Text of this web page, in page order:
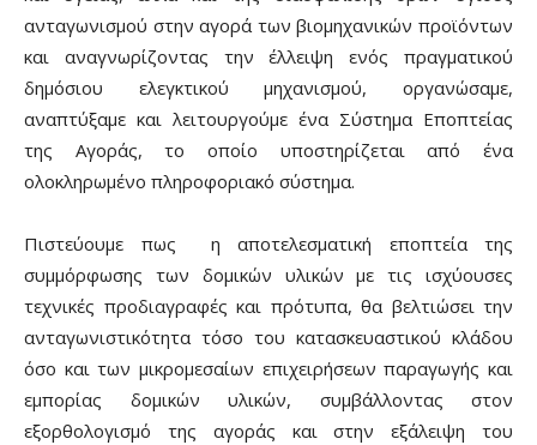
ανταγωνισμού στην αγορά των βιομηχανικών προϊόντων
και αναγνωρίζοντας την έλλειψη ενός πραγματικού
δημόσιου ελεγκτικού μηχανισμού, οργανώσαμε,
αναπτύξαμε και λειτουργούμε ένα Σύστημα Εποπτείας
της Αγοράς, το οποίο υποστηρίζεται από ένα
ολοκληρωμένο πληροφοριακό σύστημα.
Πιστεύουμε πως η αποτελεσματική εποπτεία της
συμμόρφωσης των δομικών υλικών με τις ισχύουσες
τεχνικές προδιαγραφές και πρότυπα, θα βελτιώσει την
ανταγωνιστικότητα τόσο του κατασκευαστικού κλάδου
όσο και των μικρομεσαίων επιχειρήσεων παραγωγής και
εμπορίας δομικών υλικών, συμβάλλοντας στον
εξορθολογισμό της αγοράς και στην εξάλειψη του